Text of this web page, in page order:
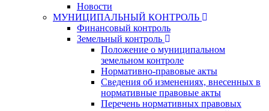
Новости
МУНИЦИПАЛЬНЫЙ КОНТРОЛЬ
Финансовый контроль
Земельный контроль
Положение о муниципальном
земельном контроле
Нормативно-правовые акты
Сведения об изменениях, внесенных в
нормативные правовые акты
Перечень нормативных правовых